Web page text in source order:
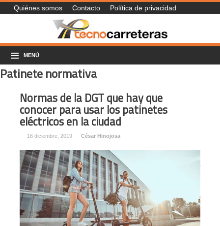
Quiénes somos Contacto Política de privacidad
MENÚ
Patinete normativa
Normas de la DGT que hay que
conocer para usar los patinetes
eléctricos en la ciudad
16 diciembre, 2019 César Hinojosa